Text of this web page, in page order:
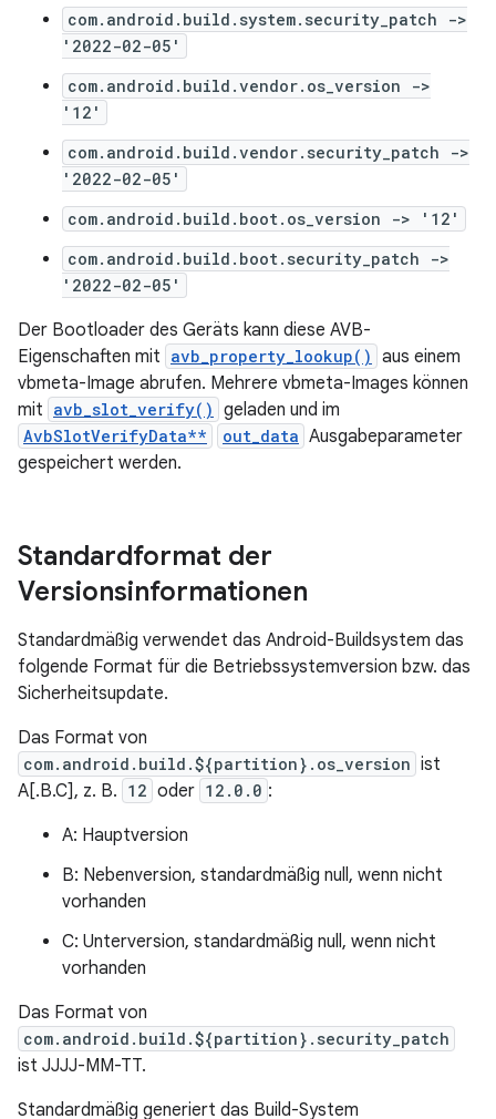
com.android.build.system.security_patch ->
'2022-02-05'
com.android.build.vendor.os_version ->
'12'
com.android.build.vendor.security_patch ->
'2022-02-05'
com.android.build.boot.os_version -> '12'
com.android.build.boot.security_patch ->
'2022-02-05'
Der Bootloader des Geräts kann diese AVB-
Eigenschaften mit avb_property_lookup() aus einem
vbmeta-Image abrufen. Mehrere vbmeta-Images können
mit avb_slot_verify() geladen und im
AvbSlotVerifyData** out_data Ausgabeparameter
gespeichert werden.
Standardformat der
Versionsinformationen
Standardmäßig verwendet das Android-Buildsystem das
folgende Format für die Betriebssystemversion bzw. das
Sicherheitsupdate.
Das Format von
com.android.build.${partition}.os_version ist
A[.B.C], z. B. 12 oder 12.0.0 :
A: Hauptversion
B: Nebenversion, standardmäßig null, wenn nicht
vorhanden
C: Unterversion, standardmäßig null, wenn nicht
vorhanden
Das Format von
com.android.build.${partition}.security_patch
ist JJJJ-MM-TT.
Standardmäßig generiert das Build-System